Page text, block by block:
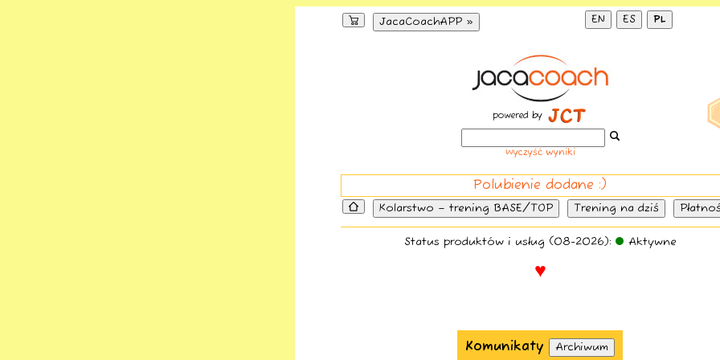
JacaCoachAPP » EN ES PL
powered by
Wyczyść wyniki
Polubienie dodane :)
Kolarstwo – trening BASE/TOP Trening na dziś
Status produktów i usług (08-2026): Aktywne
♥
Komunikaty Archiwum